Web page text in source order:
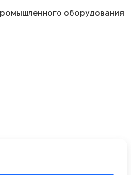
оборудования